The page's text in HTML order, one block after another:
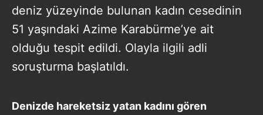
deniz yüzeyinde bulunan kadın cesedinin
51 yaşındaki Azime Karabürme’ye ait
olduğu tespit edildi. Olayla ilgili adli
soruşturma başlatıldı.
Denizde hareketsiz yatan kadını gören